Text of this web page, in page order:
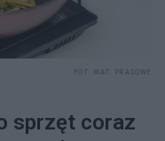
sprzęt coraz